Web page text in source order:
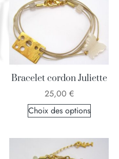
Bracelet cordon Juliette
25,00 €
Choix des options